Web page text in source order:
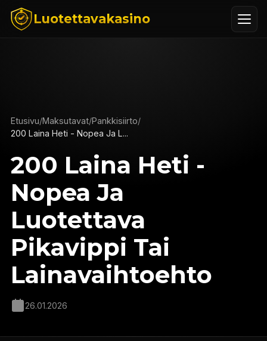
Luotettavakasino
Etusivu/Maksutavat/Pankkisiirto/
200 Laina Heti - Nopea Ja L...
200 Laina Heti -
Nopea Ja
Luotettava
Pikavippi Tai
Lainavaihtoehto
26.01.2026